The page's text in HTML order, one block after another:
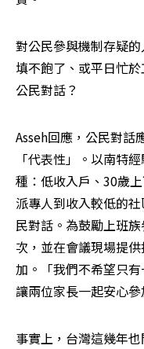
對公民參與機制存疑
填不飽了、或平日忙
公民對話？
Asseh回應，公民對話
「代表性」。以南特
種：低收入戶、30歲
派專人到收入較低的
民對話。為鼓勵上班
次，並在會議現場提
加。「我們不希望只
讓兩位家長一起安心
事實上，台灣這幾年